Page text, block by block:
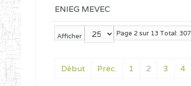
Afficher Page 2 sur 13 Total: 307
Début Préc. 1 2 3 4
ENIEG MEVEC